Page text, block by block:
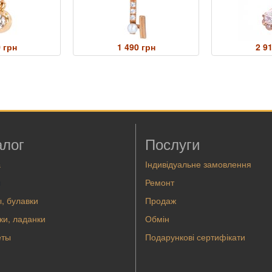
грн 1 490 грн 2
булавки
ладанки
Послуги
Індивідуальне замовлення
Ремонт
Продаж
Обмін
Подарункові сертифікати